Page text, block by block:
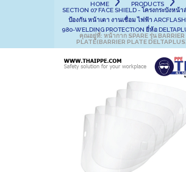
HOME
PRODUCTS
SECTION 07 FACE SHIELD - โครงกระบังหน้
ป้องกัน หน้าเตา งานเชื่อม ไฟฟ้า ARCFLASH
980-WELDING PROTECTION ยี่ห้อ
คุณอยู่ที่: หน้ากาก SPARE รุ่น BARRIER
PLATE(BARRIER PLATE